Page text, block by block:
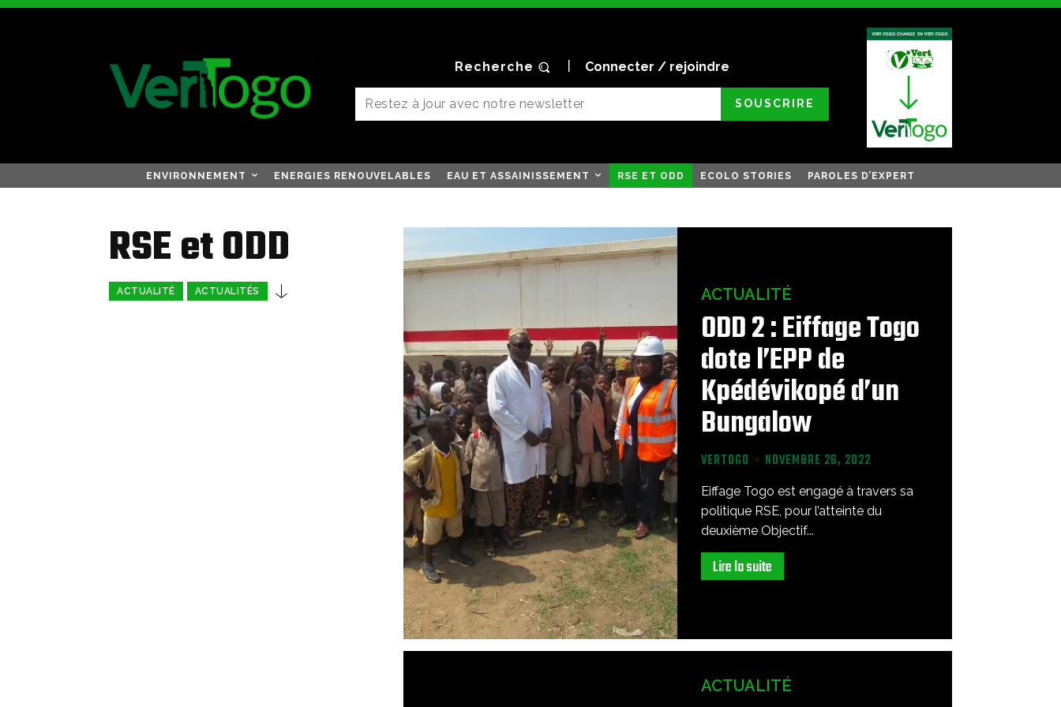
Recherche Connecter / rejoindre
SOUSCRIRE
ENVIRONNEMENT ENERGIES RENOUVELABLES EAU ET ASSAINISSEMENT RSE ET ODD ECOLO STORIES PAROLES D’EXPERT
RSE et ODD
ACTUALITÉ ACTUALITÉS ACTUALITÉ
ODD 2 : Eiffage Togo
dote l’EPP de
Kpédévikopé d’un
Bungalow
VERTOGO - NOVEMBRE 26, 2022
Eiffage Togo est engagé à travers sa
politique RSE, pour l’atteinte du
deuxième Objectif...
Lire la suite
ACTUALITÉ